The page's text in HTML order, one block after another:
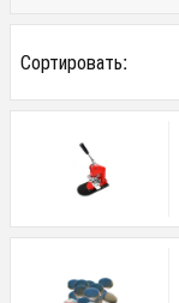
Сортировать: